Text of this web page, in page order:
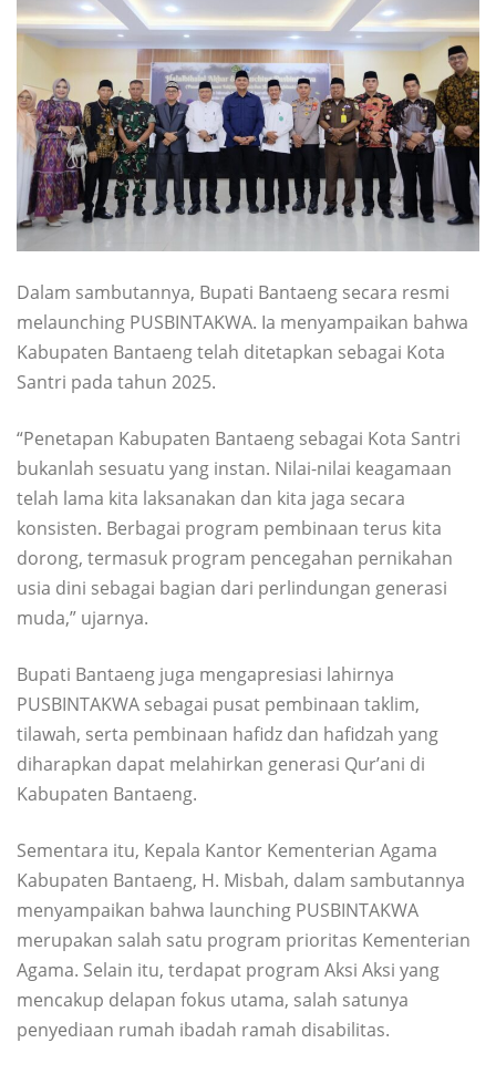
Dalam sambutannya, Bupati Bantaeng secara resmi
melaunching PUSBINTAKWA. Ia menyampaikan bahwa
Kabupaten Bantaeng telah ditetapkan sebagai Kota
Santri pada tahun 2025.
“Penetapan Kabupaten Bantaeng sebagai Kota Santri
bukanlah sesuatu yang instan. Nilai-nilai keagamaan
telah lama kita laksanakan dan kita jaga secara
konsisten. Berbagai program pembinaan terus kita
dorong, termasuk program pencegahan pernikahan
usia dini sebagai bagian dari perlindungan generasi
muda,” ujarnya.
Bupati Bantaeng juga mengapresiasi lahirnya
PUSBINTAKWA sebagai pusat pembinaan taklim,
tilawah, serta pembinaan hafidz dan hafidzah yang
diharapkan dapat melahirkan generasi Qur’ani di
Kabupaten Bantaeng.
Sementara itu, Kepala Kantor Kementerian Agama
Kabupaten Bantaeng, H. Misbah, dalam sambutannya
menyampaikan bahwa launching PUSBINTAKWA
merupakan salah satu program prioritas Kementerian
Agama. Selain itu, terdapat program Aksi Aksi yang
mencakup delapan fokus utama, salah satunya
penyediaan rumah ibadah ramah disabilitas.